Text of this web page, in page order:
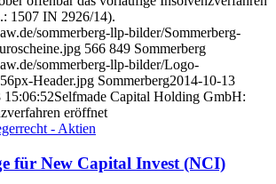
1507 IN 2926/14).
sommerberg-llp-bilder/Sommerberg-
566 849 Sommerberg
sommerberg-llp-bilder/Logo-
Header.jpg Sommerberg2014-10-13
15:06:52Selfmade Capital Holding GmbH:
eröffnet
für New Capital Invest (NCI)